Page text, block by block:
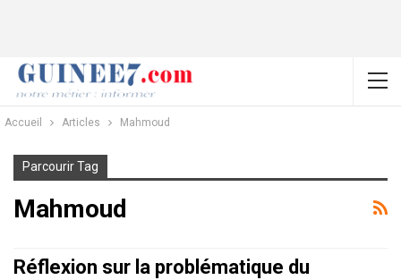
Accueil Articles Mahmoud
Parcourir Tag
Mahmoud
Réflexion sur la problématique du